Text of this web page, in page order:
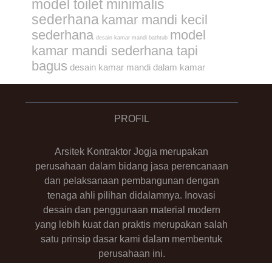
model toilet minimalis
sederhana kamar mandi kecil
sederhana desain kamar mandi bathtub model
kamar mandi sederhana tapi
bagus desain kamar mandi dalam kamar
PROFIL
Arsitek Kontraktor Jogja merupakan
perusahaan dalam bidang jasa perencanaan
dan pelaksanaan pembangunan dengan
tenaga ahli pilihan didalamnya. Inovasi
desain dan penggunaan material modern
yang lebih kuat dan praktis merupakan salah
satu prinsip dasar kami dalam membentuk
perusahaan ini.